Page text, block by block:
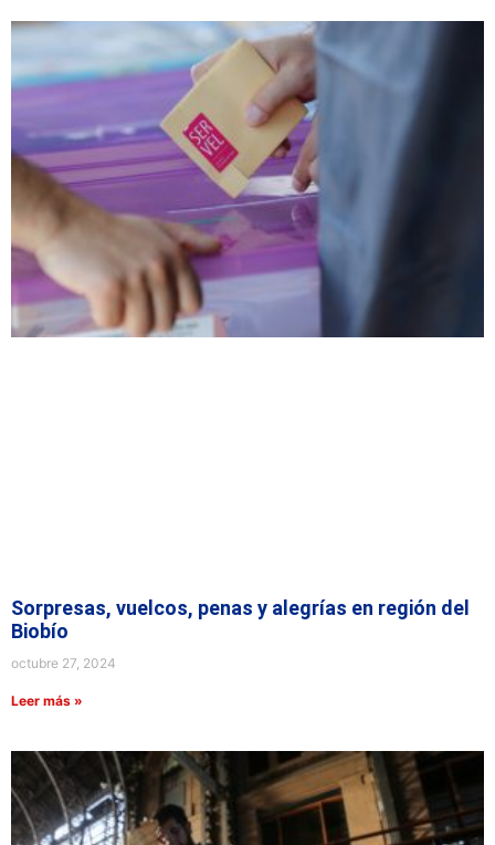
Sorpresas, vuelcos, penas y alegrías en región del
Biobío
octubre 27, 2024
Leer más »